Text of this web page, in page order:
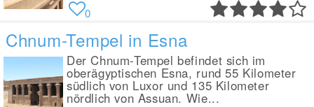
0
Chnum-Tempel in Esna
Der Chnum-Tempel befindet sich im
oberägyptischen Esna, rund 55 Kilometer
südlich von Luxor und 135 Kilometer
nördlich von Assuan. Wie...